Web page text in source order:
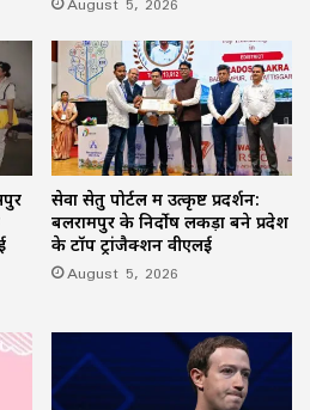
सेवा सेतु पोर्टल में उत्कृष्ट प्रदर्शन:
बलरामपुर के निर्दोष लकड़ा बने प्रदेश
के टॉप ट्रांजैक्शन वीएलई
August 5, 2026